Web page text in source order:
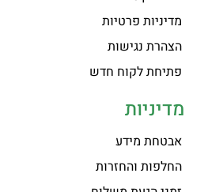
מדיניות פרטיות
הצהרת נגישות
פתיחת לקוח חדש
מדיניות
אבטחת מידע
החלפות והחזרות